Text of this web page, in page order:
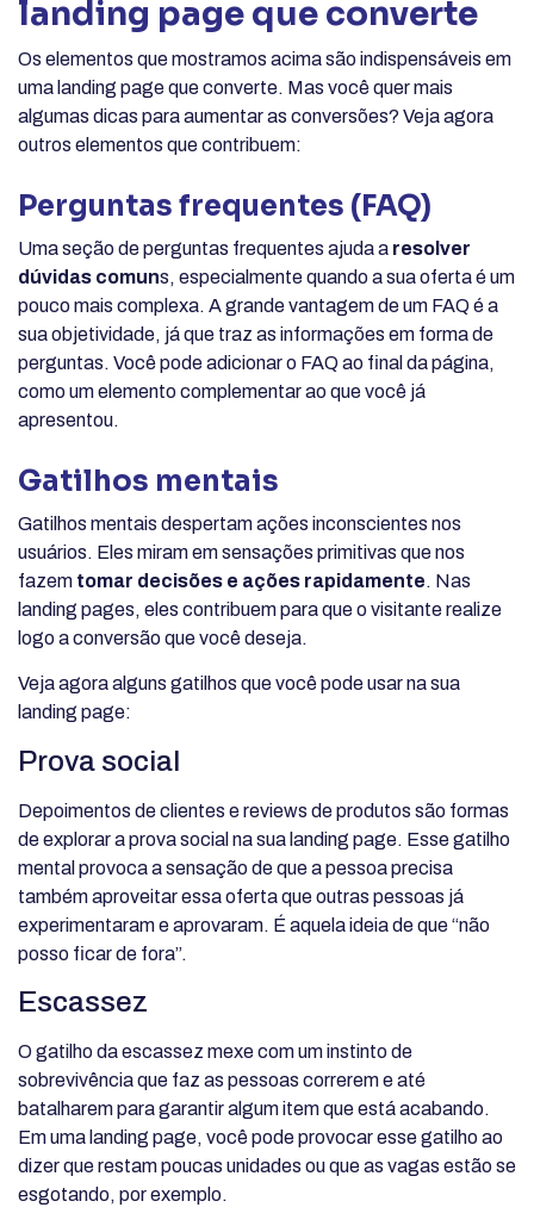
landing page que converte
Os elementos que mostramos acima são indispensáveis em
uma landing page que converte. Mas você quer mais
algumas dicas para aumentar as conversões? Veja agora
outros elementos que contribuem:
Perguntas frequentes (FAQ)
Uma seção de perguntas frequentes ajuda a resolver
dúvidas comuns, especialmente quando a sua oferta é um
pouco mais complexa. A grande vantagem de um FAQ é a
sua objetividade, já que traz as informações em forma de
perguntas. Você pode adicionar o FAQ ao final da página,
como um elemento complementar ao que você já
apresentou.
Gatilhos mentais
Gatilhos mentais despertam ações inconscientes nos
usuários. Eles miram em sensações primitivas que nos
fazem tomar decisões e ações rapidamente. Nas
landing pages, eles contribuem para que o visitante realize
logo a conversão que você deseja.
Veja agora alguns gatilhos que você pode usar na sua
landing page:
Prova social
Depoimentos de clientes e reviews de produtos são formas
de explorar a prova social na sua landing page. Esse gatilho
mental provoca a sensação de que a pessoa precisa
também aproveitar essa oferta que outras pessoas já
experimentaram e aprovaram. É aquela ideia de que “não
posso ficar de fora”.
Escassez
O gatilho da escassez mexe com um instinto de
sobrevivência que faz as pessoas correrem e até
batalharem para garantir algum item que está acabando.
Em uma landing page, você pode provocar esse gatilho ao
dizer que restam poucas unidades ou que as vagas estão se
esgotando, por exemplo.